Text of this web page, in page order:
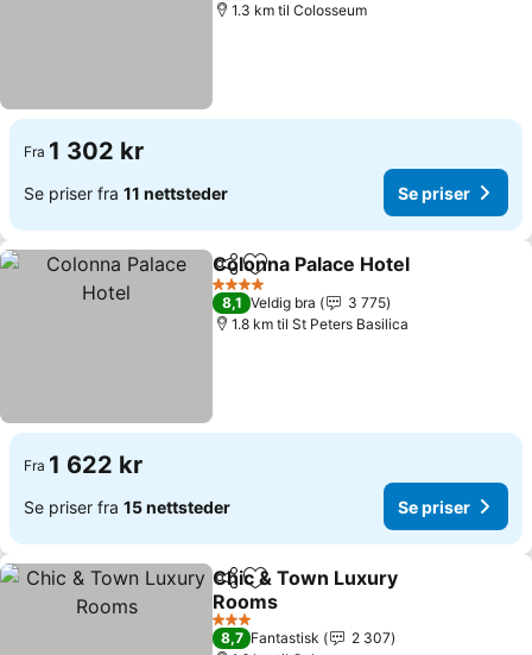
1.3 km til Colosseum
Fra 1 302 kr
Se priser fra 11 nettsteder Se priser
Del Legg til i favoritter
Colonna Palace Hotel
4 Stjerner
8,1 Veldig bra
3 775
1.8 km til St Peters Basilica
Fra 1 622 kr
Se priser fra 15 nettsteder Se priser
Del Legg til i favoritter
Chic & Town Luxury
Rooms
Se priser
3 Stjerner
8,7 Fantastisk
2 307